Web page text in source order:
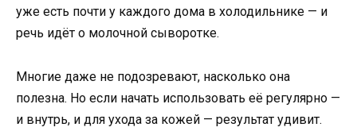
уже есть почти у каждого дома в холодильнике — и
речь идёт о молочной сыворотке.
Многие даже не подозревают, насколько она
полезна. Но если начать использовать её регулярно —
и внутрь, и для ухода за кожей — результат удивит.